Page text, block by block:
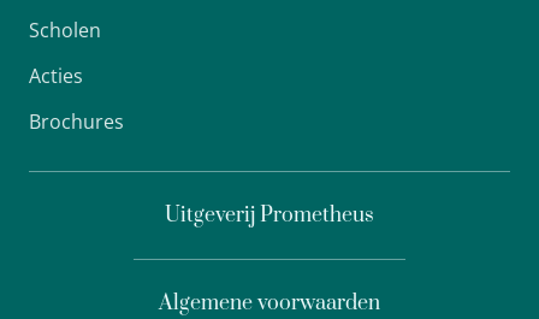
Scholen
Acties
Brochures
Uitgeverij Prometheus
Algemene voorwaarden